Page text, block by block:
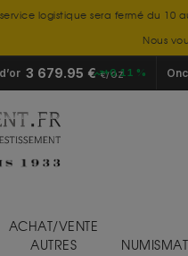
logistique sera fermé du
Nous
3 679.95 €€/OZ
+0.11 %
ACHAT/VENTE
AUTRES